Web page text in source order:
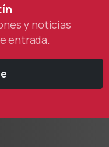
y noticias
entrada.